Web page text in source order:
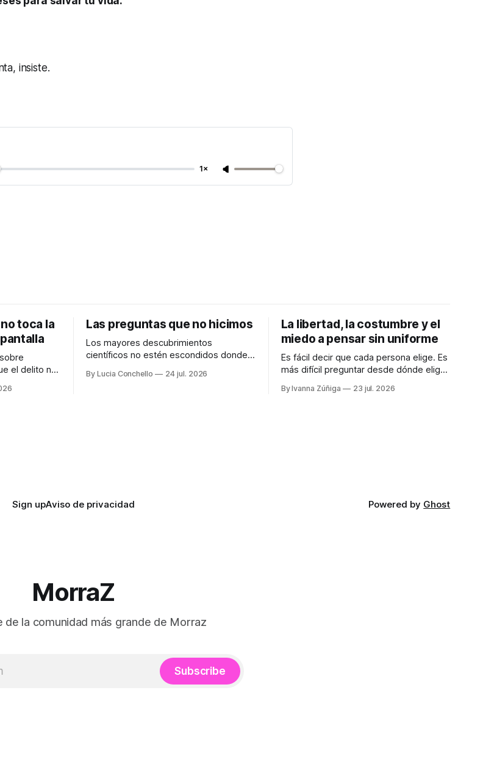
insiste.
1×
toca la
el delito no
Las preguntas que no hicimos
Los mayores descubrimientos
científicos no estén escondidos donde
aquellos lugares que consideramos
By Lucia Conchello 24 jul. 2026
La libertad, la costumbre y el
miedo a pensar sin uniforme
Es fácil decir que cada persona elige. Es
más difícil preguntar desde dónde elige,
qué miedo y entre cuáles posibilidades.
By Ivanna Zúñiga 23 jul. 2026
Sign upAviso de privacidad Powered by Ghost
MorraZ
de la comunidad más grande de Morraz
Subscribe